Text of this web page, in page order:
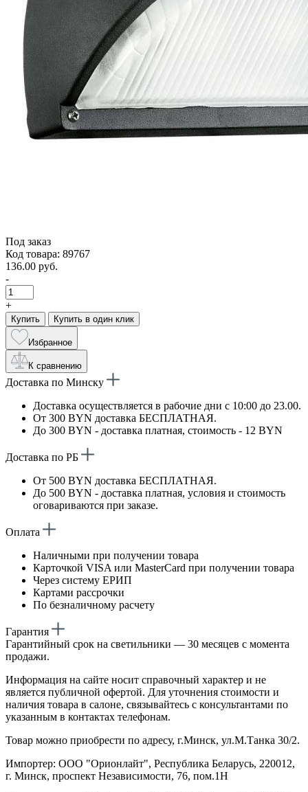
Под заказ
Код товара: 89767
136.00 руб.
-
+
Купить Купить в один клик
Избранное
К сравнению
Доставка по Минску
Доставка осуществляется в рабочие дни с 10:00 до 23.00.
От 300 BYN доставка БЕСПЛАТНАЯ.
До 300 BYN - доставка платная, стоимость - 12 BYN
Доставка по РБ
От 500 BYN доставка БЕСПЛАТНАЯ.
До 500 BYN - доставка платная, условия и стоимость
оговариваются при заказе.
Оплата
Наличными при получении товара
Карточкой VISA или MasterCard при получении товара
Через систему ЕРИП
Картами рассрочки
По безналичному расчету
Гарантия
Гарантийный срок на светильники — 30 месяцев с момента
продажи.
Информация на сайте носит справочный характер и не
является публичной офертой. Для уточнения стоимости и
наличия товара в салоне, связывайтесь с консультантами по
указанным в контактах телефонам.
Товар можно приобрести по адресу, г.Минск, ул.М.Танка 30/2.
Импортер: ООО "Орионлайт", Республика Беларусь, 220012,
г. Минск, проспект Независимости, 76, пом.1Н